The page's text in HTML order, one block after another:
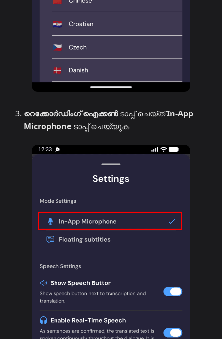
റെക്കോർഡിംഗ് ഐക്കൺടാപ്പ് ചെയ്ത്In-App
Microphone ടാപ്പ് ചെയ്യുക